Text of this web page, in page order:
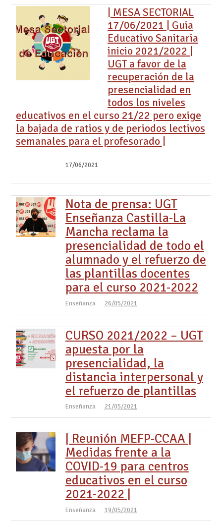
| MESA SECTORIAL
17/06/2021 | Guia
Educativo Sanitaria
inicio 2021/2022 |
UGT a favor de la
recuperación de la
presencialidad en
todos los niveles
educativos en el curso 21/22 pero exige
la bajada de ratios y de periodos lectivos
semanales para el profesorado |
17/06/2021
Nota de prensa: UGT
Enseñanza Castilla-La
Mancha reclama la
presencialidad de todo el
alumnado y el refuerzo de
las plantillas docentes
para el curso 2021-2022
Enseñanza 26/05/2021
CURSO 2021/2022 – UGT
apuesta por la
presencialidad, la
distancia interpersonal y
el refuerzo de plantillas
Enseñanza 21/05/2021
| Reunión MEFP-CCAA |
Medidas frente a la
COVID-19 para centros
educativos en el curso
2021-2022 |
Enseñanza 19/05/2021